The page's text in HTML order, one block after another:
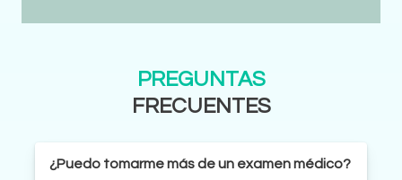
PREGUNTAS
FRECUENTES
¿Puedo tomarme más de un examen médico?